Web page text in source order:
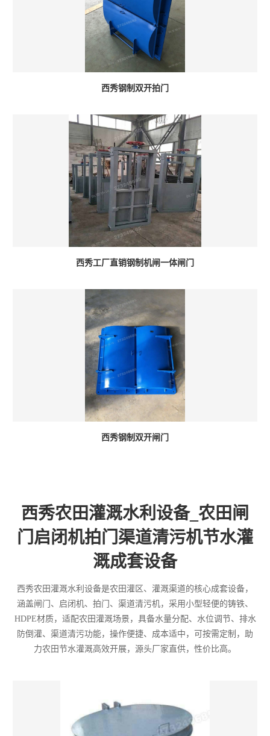
西秀钢制双开拍门
西秀工厂直销钢制机闸一体闸门
西秀钢制双开闸门
西秀农田灌溉水利设备_农田闸
门启闭机拍门渠道清污机节水灌
溉成套设备
西秀农田灌溉水利设备是农田灌区、灌溉渠道的核心成套设备，
涵盖闸门、启闭机、拍门、渠道清污机，采用小型轻便的铸铁、
HDPE材质，适配农田灌溉场景，具备水量分配、水位调节、排水
防倒灌、渠道清污功能，操作便捷、成本适中，可按需定制，助
力农田节水灌溉高效开展，源头厂家直供，性价比高。